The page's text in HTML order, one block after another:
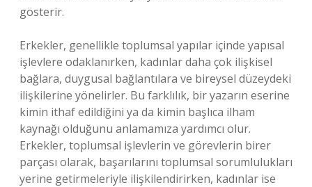
gösterir.
Erkekler, genellikle toplumsal yapılar içinde yapısal
işlevlere odaklanırken, kadınlar daha çok ilişkisel
bağlara, duygusal bağlantılara ve bireysel düzeydeki
ilişkilerine yönelirler. Bu farklılık, bir yazarın eserine
kimin ithaf edildiğini ya da kimin başlıca ilham
kaynağı olduğunu anlamamıza yardımcı olur.
Erkekler, toplumsal işlevlerin ve görevlerin birer
parçası olarak, başarılarını toplumsal sorumlulukları
yerine getirmeleriyle ilişkilendirirken, kadınlar ise